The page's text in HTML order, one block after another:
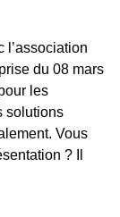
l’association
du 08 mars
les
solutions
Vous
? Il